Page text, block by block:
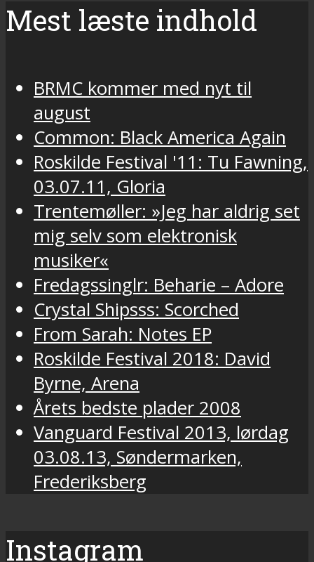
Mest læste indhold
BRMC kommer med nyt til
august
Common: Black America Again
Roskilde Festival '11: Tu Fawning,
03.07.11, Gloria
Trentemøller: »Jeg har aldrig set
mig selv som elektronisk
musiker«
Fredagssinglr: Beharie – Adore
Crystal Shipsss: Scorched
From Sarah: Notes EP
Roskilde Festival 2018: David
Byrne, Arena
Årets bedste plader 2008
Vanguard Festival 2013, lørdag
03.08.13, Søndermarken,
Frederiksberg
Instagram